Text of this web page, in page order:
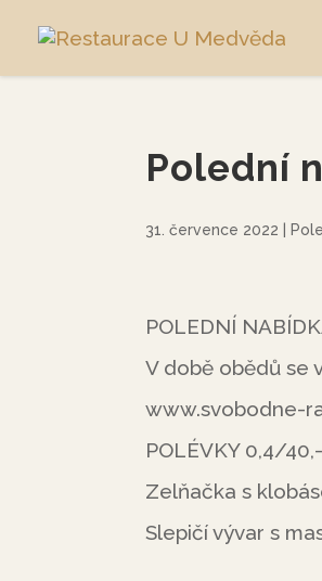
Polední
31. července 2022
POLEDNÍ
V době obědů se
www.svobodne-
POLÉVKY 0,4/40,-
Zelňačka s
Slepičí vývar s